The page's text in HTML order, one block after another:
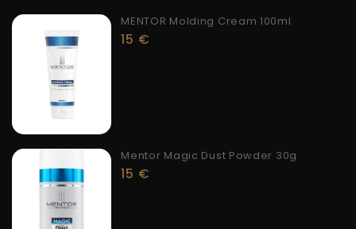
MENTOR Molding Cream 100ml
15 €
Mentor Magic Dust Powder 30g
15 €